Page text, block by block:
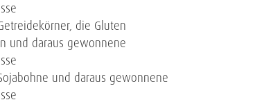
die Gluten
und daraus gewonnene
und daraus gewonnene